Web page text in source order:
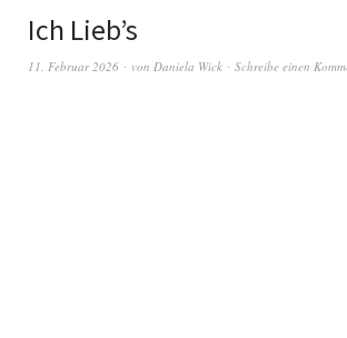
Ich Lieb’s
11. Februar 2026 von Daniela Wick Schreibe einen